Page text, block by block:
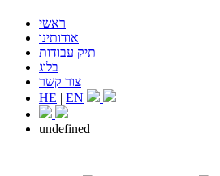
ראשי
אודותינו
תיק עבודות
בלוג
צור קשר
HE | EN
undefined